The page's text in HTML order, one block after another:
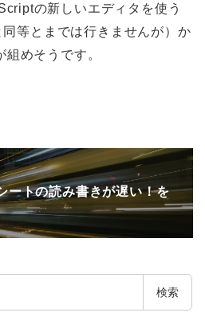
の新しいエディタを使う
等とまでは行きませんが）か
めそうです。
ートの読み書きが遅い！を
検索